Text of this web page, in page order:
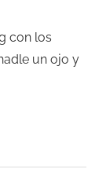
con los
un ojo y